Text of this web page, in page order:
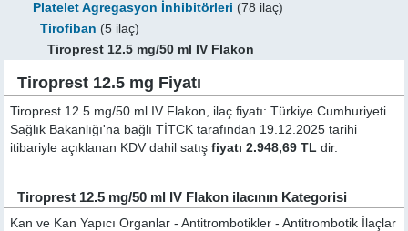
Platelet Agregasyon İnhibitörleri (78 ilaç)
Tirofiban (5 ilaç)
Tiroprest 12.5 mg/50 ml IV Flakon
Tiroprest 12.5 mg Fiyatı
Tiroprest 12.5 mg/50 ml IV Flakon, ilaç fiyatı: Türkiye Cumhuriyeti
Sağlık Bakanlığı'na bağlı TİTCK tarafından 19.12.2025 tarihi
itibariyle açıklanan KDV dahil satışfiyatı 2.948,69 TL dir.
Tiroprest 12.5 mg/50 ml IV Flakon ilacının Kategorisi
Kan ve Kan Yapıcı Organlar - Antitrombotikler - Antitrombotik İlaçlar